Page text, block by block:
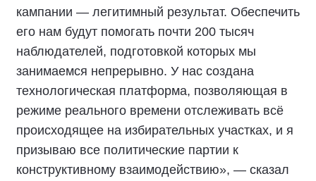
кампании — легитимный результат. Обеспечить
его нам будут помогать почти 200 тысяч
наблюдателей, подготовкой которых мы
занимаемся непрерывно. У нас создана
технологическая платформа, позволяющая в
режиме реального времени отслеживать всё
происходящее на избирательных участках, и я
призываю все политические партии к
конструктивному взаимодействию», — сказал